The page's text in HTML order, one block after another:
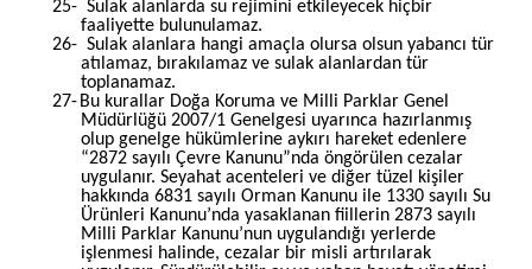
25- Sulak alanlarda su rejimini etkileyecek hiçbir
faaliyette bulunulamaz.
26- Sulak alanlara hangi amaçla olursa olsun yabancı tür
atılamaz, bırakılamaz ve sulak alanlardan tür
toplanamaz.
27- Bu kurallar Doğa Koruma ve Milli Parklar Genel
Müdürlüğü 2007/1 Genelgesi uyarınca hazırlanmış
olup genelge hükümlerine aykırı hareket edenlere
“2872 sayılı Çevre Kanunu”nda öngörülen cezalar
uygulanır. Seyahat acenteleri ve diğer tüzel kişiler
hakkında 6831 sayılı Orman Kanunu ile 1330 sayılı Su
Ürünleri Kanunu’nda yasaklanan fiillerin 2873 sayılı
Milli Parklar Kanunu’nun uygulandığı yerlerde
işlenmesi halinde, cezalar bir misli artırılarak